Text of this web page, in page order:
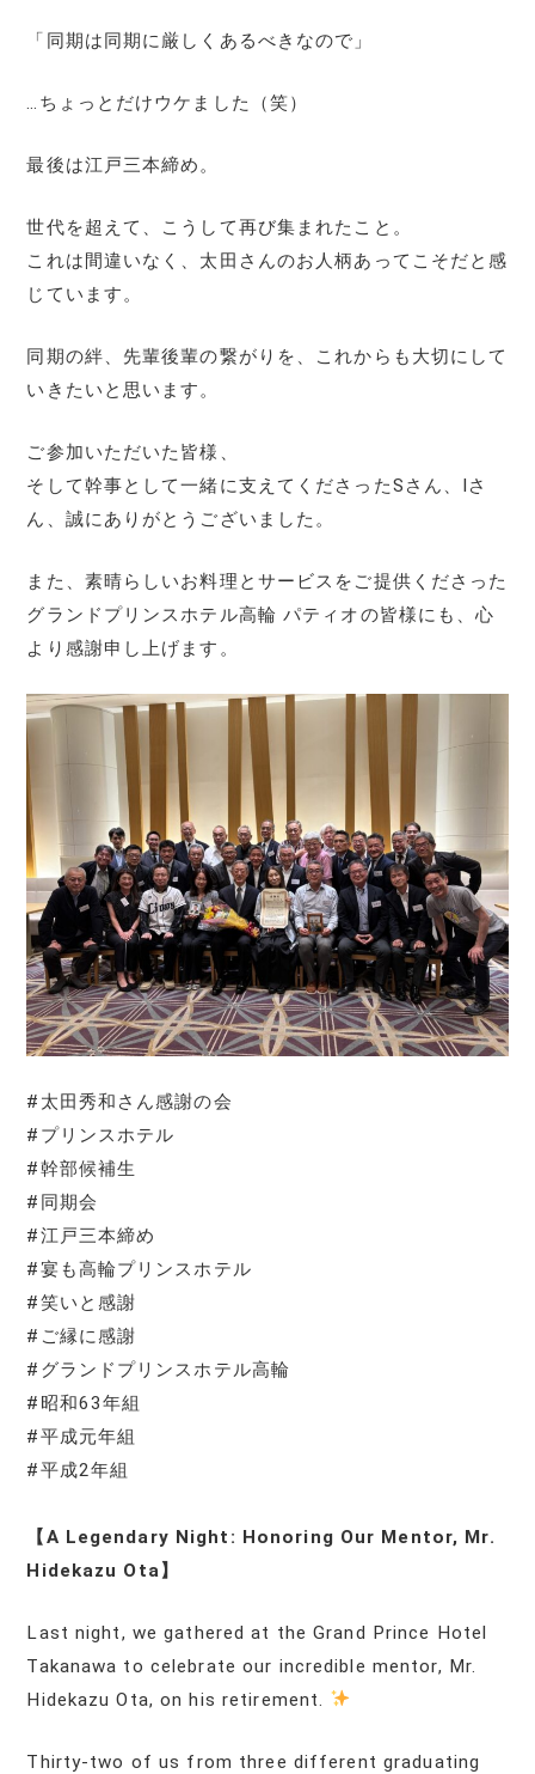
「同期は同期に厳しくあるべきなので」
…ちょっとだけウケました（笑）
最後は江戸三本締め。
世代を超えて、こうして再び集まれたこと。
これは間違いなく、太田さんのお人柄あってこそだと感
じています。
同期の絆、先輩後輩の繋がりを、これからも大切にして
いきたいと思います。
ご参加いただいた皆様、
そして幹事として一緒に支えてくださったSさん、Iさ
ん、誠にありがとうございました。
また、素晴らしいお料理とサービスをご提供くださった
グランドプリンスホテル高輪 パティオの皆様にも、心
より感謝申し上げます。
#太田秀和さん感謝の会
#プリンスホテル
#幹部候補生
#同期会
#江戸三本締め
#宴も高輪プリンスホテル
#笑いと感謝
#ご縁に感謝
#グランドプリンスホテル高輪
#昭和63年組
#平成元年組
#平成2年組
【A Legendary Night: Honoring Our Mentor, Mr.
Hidekazu Ota】
Last night, we gathered at the Grand Prince Hotel
Takanawa to celebrate our incredible mentor, Mr.
Hidekazu Ota, on his retirement.
Thirty-two of us from three different graduating